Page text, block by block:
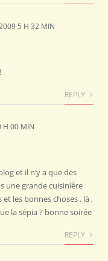
5 H 32 MIN
REPLY
H 00 MIN
et il n’y a que des
une grande cuisinière
et les bonnes choses . là ,
la sépia ? bonne soirée
REPLY